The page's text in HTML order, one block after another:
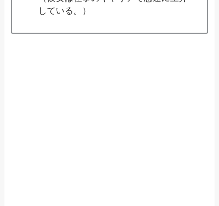
している。）